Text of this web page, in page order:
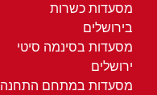
מסעדות כשרות
בירושלים
מסעדות בסינמה סיטי
ירושלים
מסעדות במתחם התחנה